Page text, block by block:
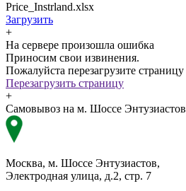
Price_Instrland.xlsx
Загрузить
+
На сервере произошла ошибка
Приносим свои извинения.
Пожалуйста перезагрузите страницу
Перезагрузить страницу
+
Самовывоз на м. Шоссе Энтузиастов
Москва, м. Шоссе Энтузиастов,
Электродная улица, д.2, стр. 7